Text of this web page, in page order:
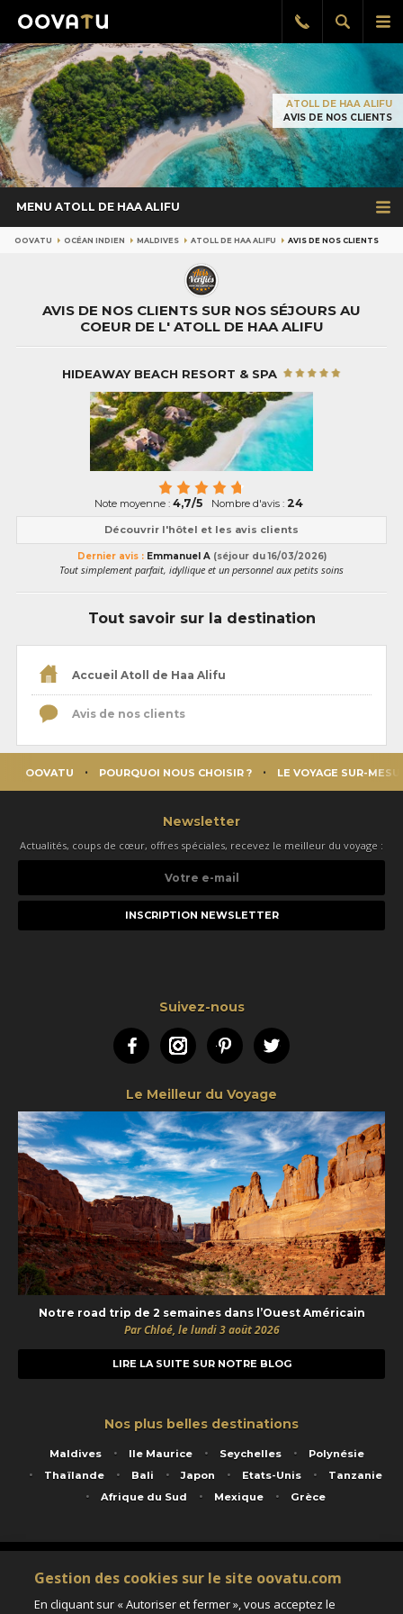
le
Afficher
la
Rappel
gratuit
ATOLL DE HAA ALIFU
AVIS DE NOS CLIENTS
MENU ATOLL DE HAA ALIFU
OOVATU OCÉAN INDIEN MALDIVES ATOLL DE HAA ALIFU AVIS DE NOS CLIENTS
AVIS DE NOS CLIENTS SUR NOS SÉJOURS AU
COEUR DE L' ATOLL DE HAA ALIFU
HIDEAWAY BEACH RESORT & SPA
Note moyenne :4,7/5 Nombre d'avis : 24
Découvrir l'hôtel et les avis clients
Dernier avis :Emmanuel A (séjour du 16/03/2026)
Tout simplement parfait, idyllique et un personnel aux petits soins
Tout savoir sur la destination
Accueil Atoll de Haa Alifu
Avis de nos clients
OOVATU POURQUOI NOUS CHOISIR ? LE VOYAGE SUR-
Newsletter
Actualités, coups de cœur, offres spéciales, recevez le meilleur du voyage :
e-
Suivez-nous
FacebookInstagramPinterestTwitter
Le Meilleur du Voyage
Notre road trip de 2 semaines dans l’Ouest Américain
Par Chloé, le lundi 3 août 2026
LIRE LA SUITE SUR NOTRE BLOG
Nos plus belles destinations
Maldives Ile Maurice Seychelles
Polynésie
Thaïlande
Bali Japon Etats-Unis
Tanzanie
Afrique du Sud
Mexique Grèce
Service animé par Nautil Voyages - 22 rue Georges Picquart 75017 Paris - S.A.S
au capital de 155 696 euros - RCS Paris B 423 671 973 - Code APE 7911Z
Matricule Atout France IM075100020 - Garantie financière Groupama - Agrément IATA
Gestion des cookies sur le site oovatu.com
En cliquant sur « Autoriser et fermer », vous acceptez le